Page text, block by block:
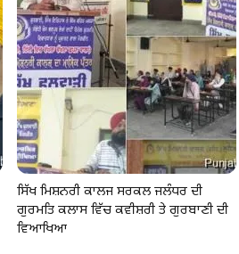
ਸਿੱਖ ਮਿਸ਼ਨਰੀ ਕਾਲਜ ਸਰਕਲ ਜਲੰਧਰ ਦੀ
ਗੁਰਮਤਿ ਕਲਾਸ ਵਿੱਚ ਕਵੀਸ਼ਰੀ ਤੇ ਗੁਰਬਾਣੀ ਦੀ
ਵਿਆਖਿਆ